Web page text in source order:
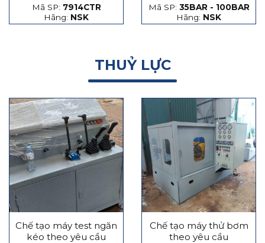
Mã SP: 7914CTR
Hãng: NSK
hạt thép và hạt gốm
Mã SP: 35BAR - 100BAR
Hãng: NSK
THUỶ LỰC
Chế tạo máy test ngăn
kéo theo yêu cầu
Chế tạo máy thử bơm
theo yêu cầu